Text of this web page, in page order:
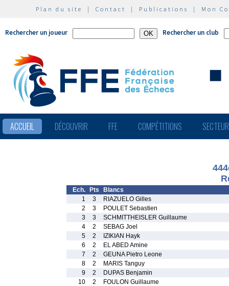
Plan du site | Contact | Publications | Mon
Rechercher un joueur Rechercher un club
ACCUEIL DÉCOUVRIR FFE COMPÉTITIONS
Ech. Pts
Blancs
1
3
RIAZUELO Gilles
2
3
POULET Sebastien
3
3
SCHMITTHEISLER Guillaume
4
2
SEBAG Joel
5
2
IZIKIAN Hayk
6
2
EL ABED Amine
7
2
GEUNA Pietro Leone
8
2
MARIS Tanguy
9
2
DUPAS Benjamin
10
2
FOULON Guillaume